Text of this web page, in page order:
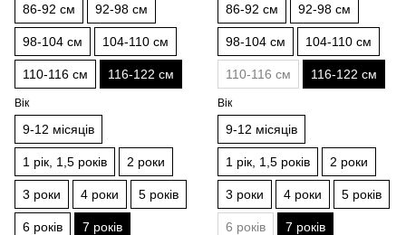
86-92 см 92-98 см
98-104 см 104-110 см
110-116 см 116-122 см
Вік
9-12 місяців
1 рік, 1,5 років 2 роки
3 роки 4 роки 5 років
6 років 7 років
86-92 см 92-98 см
98-104 см 104-110 см
110-116 см 116-122 см
Вік
9-12 місяців
1 рік, 1,5 років 2 роки
3 роки 4 роки 5 років
6 років 7 років